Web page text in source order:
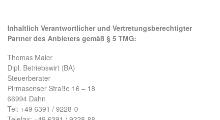
Inhaltlich Verantwortlicher und Vertretungsberechtigter
Partner des Anbieters gemäß § 5 TMG:
Thomas Maier
Dipl. Betriebswirt (BA)
Steuerberater
Pirmasenser Straße 16 – 18
66994 Dahn
Tel: +49 6391 / 9228-0